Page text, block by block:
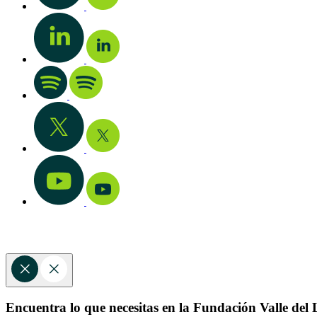
Encuentra lo que necesitas en la Fundación Valle del